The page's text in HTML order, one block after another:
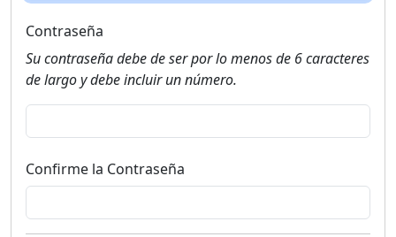
Contraseña
Su contraseña debe de ser por lo menos de 6 caracteres
de largo y debe incluir un número.
Confirme la Contraseña